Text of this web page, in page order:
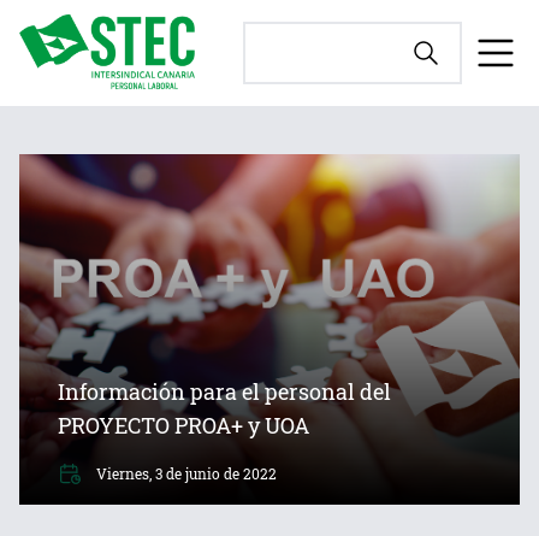
Información para el personal del
PROYECTO PROA+ y UOA
Viernes, 3 de junio de 2022